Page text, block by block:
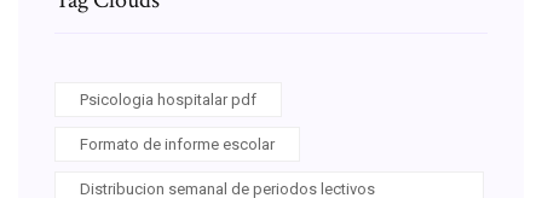
Psicologia hospitalar pdf
Formato de informe escolar
Distribucion semanal de periodos lectivos